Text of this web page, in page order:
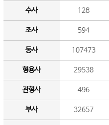
수사 128
조사 594
동사 107473
형용사 29538
관형사 496
부사 32657